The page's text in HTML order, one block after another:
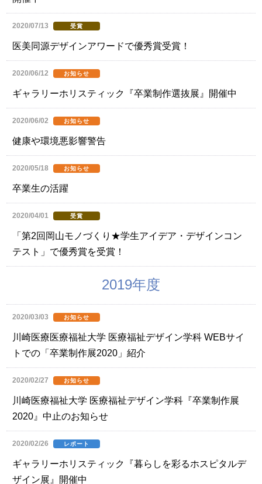
2020/07/13 受賞
医美同源デザインアワードで優秀賞受賞！
2020/06/12 お知らせ
ギャラリーホリスティック『卒業制作選抜展』開催中
2020/06/02 お知らせ
健康や環境悪影響警告
2020/05/18 お知らせ
卒業生の活躍
2020/04/01 受賞
「第2回岡山モノづくり★学生アイデア・デザインコン
テスト」で優秀賞を受賞！
2019年度
2020/03/03 お知らせ
川崎医療医療福祉大学 医療福祉デザイン学科 WEBサイ
トでの「卒業制作展2020」紹介
2020/02/27 お知らせ
川崎医療福祉大学 医療福祉デザイン学科『卒業制作展
2020』中止のお知らせ
2020/02/26 レポート
ギャラリーホリスティック『暮らしを彩るホスピタルデ
ザイン展』開催中